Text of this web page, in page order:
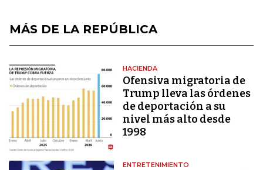
MÁS DE LA REPÚBLICA
HACIENDA
Ofensiva migratoria de
Trump lleva las órdenes
de deportación a su
nivel más alto desde
1998
ENTRETENIMIENTO